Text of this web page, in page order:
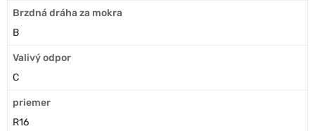
Brzdná dráha za mokra
B
Valivý odpor
C
priemer
R16